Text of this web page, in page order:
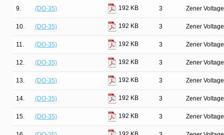
9. (DO-35) 192 KB 3 Zener
10. (DO-35) 192 KB 3 Zener
11. (DO-35) 192 KB 3 Zener
12. (DO-35) 192 KB 3 Zener
13. (DO-35) 192 KB 3 Zener
14. (DO-35) 192 KB 3 Zener
15. (DO-35) 192 KB 3 Zener